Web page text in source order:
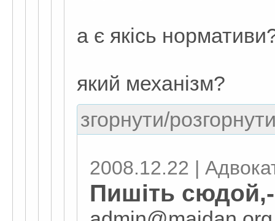
а є якісь
який механізм?
згорнути/
2008.12.22 |
Пишіть